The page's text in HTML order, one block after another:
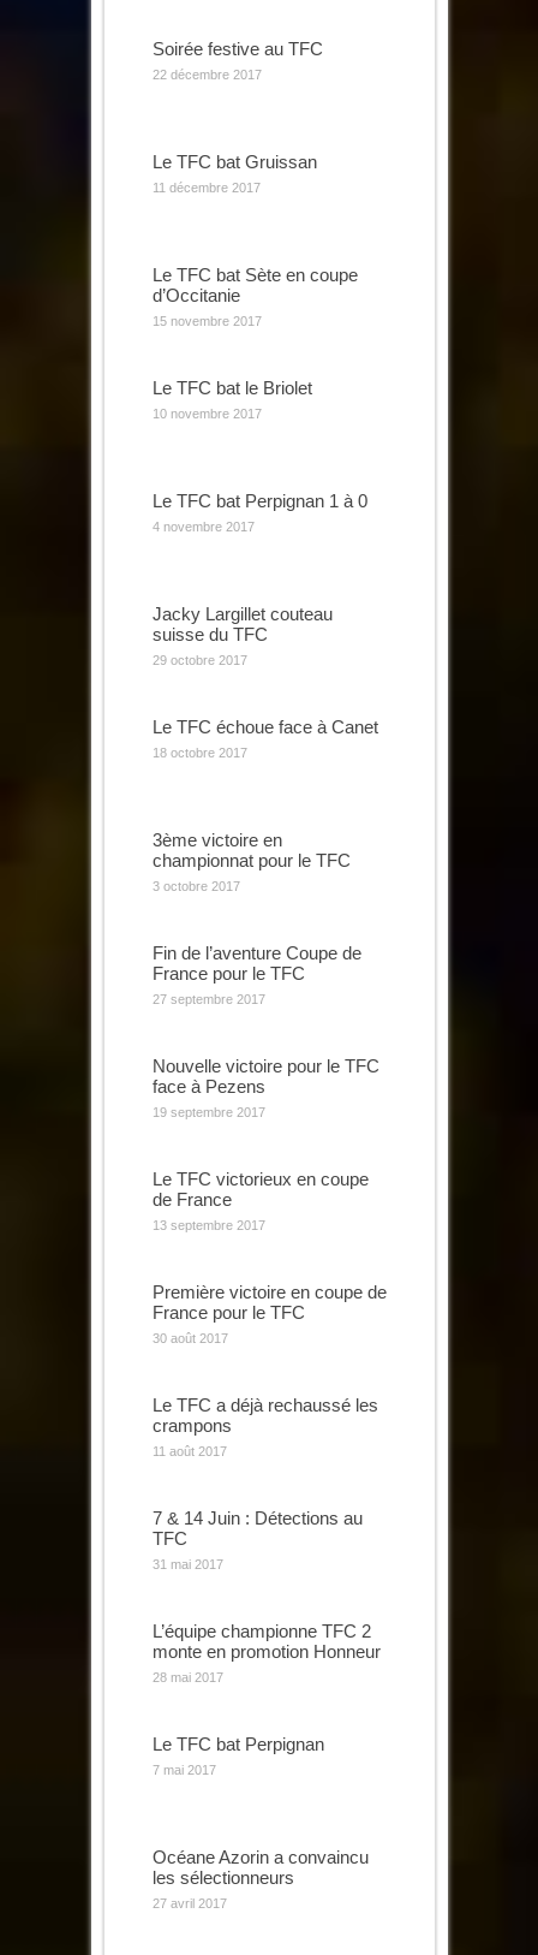
Soirée festive au TFC
22 décembre 2017
Le TFC bat Gruissan
11 décembre 2017
Le TFC bat Sète en coupe
d’Occitanie
15 novembre 2017
Le TFC bat le Briolet
10 novembre 2017
Le TFC bat Perpignan 1 à 0
4 novembre 2017
Jacky Largillet couteau
suisse du TFC
29 octobre 2017
Le TFC échoue face à Canet
18 octobre 2017
3ème victoire en
championnat pour le TFC
3 octobre 2017
Fin de l’aventure Coupe de
France pour le TFC
27 septembre 2017
Nouvelle victoire pour le TFC
face à Pezens
19 septembre 2017
Le TFC victorieux en coupe
de France
13 septembre 2017
Première victoire en coupe de
France pour le TFC
30 août 2017
Le TFC a déjà rechaussé les
crampons
11 août 2017
7 & 14 Juin : Détections au
TFC
31 mai 2017
L’équipe championne TFC 2
monte en promotion Honneur
28 mai 2017
Le TFC bat Perpignan
7 mai 2017
Océane Azorin a convaincu
les sélectionneurs
27 avril 2017